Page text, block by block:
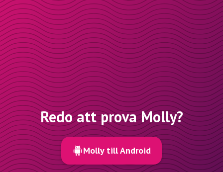
Redo att prova Molly?
Molly till Android